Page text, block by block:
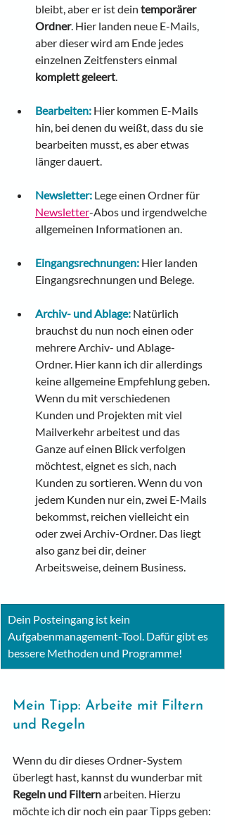
bleibt, aber er ist dein temporärer
Ordner. Hier landen neue E-Mails,
aber dieser wird am Ende jedes
einzelnen Zeitfensters einmal
komplett geleert.
Bearbeiten: Hier kommen E-Mails
hin, bei denen du weißt, dass du sie
bearbeiten musst, es aber etwas
länger dauert.
Newsletter: Lege einen Ordner für
Newsletter-Abos und irgendwelche
allgemeinen Informationen an.
Eingangsrechnungen: Hier landen
Eingangsrechnungen und Belege.
Archiv- und Ablage: Natürlich
brauchst du nun noch einen oder
mehrere Archiv- und Ablage-
Ordner. Hier kann ich dir allerdings
keine allgemeine Empfehlung geben.
Wenn du mit verschiedenen
Kunden und Projekten mit viel
Mailverkehr arbeitest und das
Ganze auf einen Blick verfolgen
möchtest, eignet es sich, nach
Kunden zu sortieren. Wenn du von
jedem Kunden nur ein, zwei E-Mails
bekommst, reichen vielleicht ein
oder zwei Archiv-Ordner. Das liegt
also ganz bei dir, deiner
Arbeitsweise, deinem Business.
Dein Posteingang ist kein
Aufgabenmanagement-Tool. Dafür gibt es
bessere Methoden und Programme!
Mein Tipp: Arbeite mit Filtern
und Regeln
Wenn du dir dieses Ordner-System
überlegt hast, kannst du wunderbar mit
Regeln und Filtern arbeiten. Hierzu
möchte ich dir noch ein paar Tipps geben: